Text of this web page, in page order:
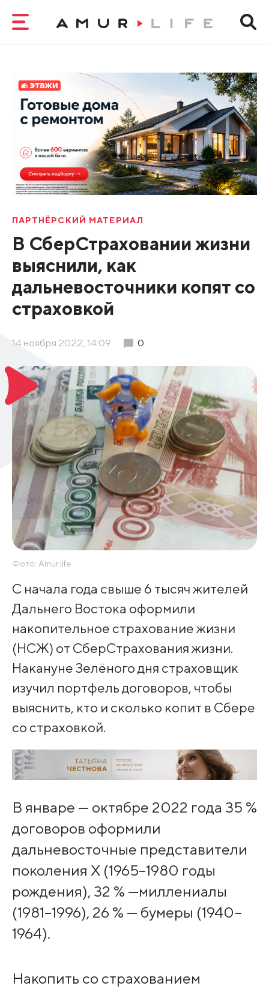
ПАРТНЁРСКИЙ МАТЕРИАЛ
В СберСтраховании жизни
выяснили, как
дальневосточники копят со
страховкой
14 ноября 2022, 14:09 0
Фото: Amur.life
С начала года свыше 6 тысяч жителей
Дальнего Востока оформили
накопительное страхование жизни
(НСЖ) от СберСтрахования жизни.
Накануне Зелёного дня страховщик
изучил портфель договоров, чтобы
выяснить, кто и сколько копит в Сбере
со страховкой.
В январе — октябре 2022 года 35 %
договоров оформили
дальневосточные представители
поколения X (1965–1980 годы
рождения), 32 % —миллениалы
(1981–1996), 26 % — бумеры (1940–
1964).
Накопить со страхованием